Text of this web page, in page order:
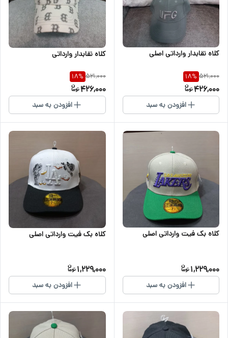
کلاه نقابدار وارداتی اصلی
521,000
18%
426,000
افزودن به سبد
کلاه نقابدار وارداتی
521,000
18%
426,000
افزودن به سبد
کلاه بک فیت وارداتی اصلی
1,229,000
افزودن به سبد
کلاه بک فیت وارداتی اصلی
1,229,000
افزودن به سبد